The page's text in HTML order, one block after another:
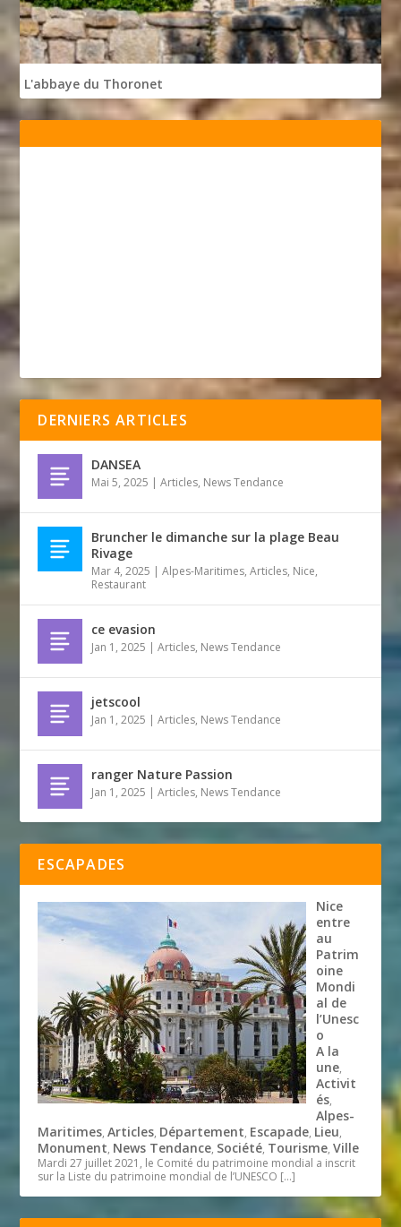
L'abbaye du Thoronet
DERNIERS ARTICLES
DANSEA
Mai 5, 2025 |Articles, News Tendance
Bruncher le dimanche sur la plage Beau
Rivage
Mar 4, 2025 |Alpes-Maritimes,Articles, Nice,
Restaurant
ce evasion
Jan 1, 2025 |Articles, News Tendance
jetscool
Jan 1, 2025 |Articles, News Tendance
ranger Nature Passion
Jan 1, 2025 |Articles, News Tendance
ESCAPADES
Nice
entre
au
Patrim
oine
Mondi
al de
l’Unesc
o
A la
une,
Activit
és,
Alpes-
Maritimes,Articles, Département, Escapade, Lieu,
Monument, News Tendance, Société, Tourisme,Ville
Mardi 27 juillet 2021, le Comité du patrimoine mondial a inscrit
sur la Liste du patrimoine mondial de l’UNESCO […]